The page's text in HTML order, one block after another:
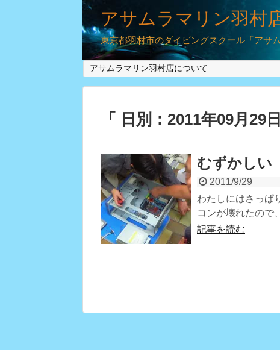
アサムラマリン羽村
東京都羽村市のダイビングスクール「アサ
アサムラマリン羽村店について
「 日別：2011年09月29
むずかしい
2011/9/29
わたしにはさっぱ
コンが壊れたので
記事を読む